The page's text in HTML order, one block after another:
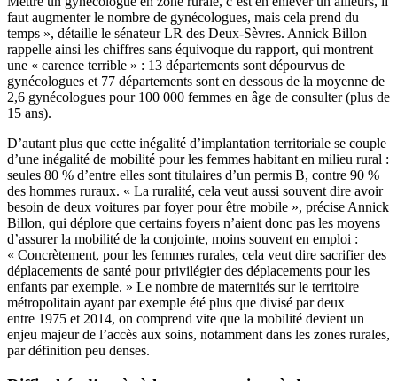
faut augmenter le nombre de gynécologues, mais cela prend du
temps », détaille le sénateur LR des Deux-Sèvres. Annick Billon
rappelle ainsi les chiffres sans équivoque du rapport, qui montrent
une « carence terrible » : 13 départements sont dépourvus de
gynécologues et 77 départements sont en dessous de la moyenne de
2,6 gynécologues pour 100 000 femmes en âge de consulter (plus de
15 ans).
D’autant plus que cette inégalité d’implantation territoriale se couple
d’une inégalité de mobilité pour les femmes habitant en milieu rural :
seules 80 % d’entre elles sont titulaires d’un permis B, contre 90 %
des hommes ruraux. « La ruralité, cela veut aussi souvent dire avoir
besoin de deux voitures par foyer pour être mobile », précise Annick
Billon, qui déplore que certains foyers n’aient donc pas les moyens
d’assurer la mobilité de la conjointe, moins souvent en emploi :
« Concrètement, pour les femmes rurales, cela veut dire sacrifier des
déplacements de santé pour privilégier des déplacements pour les
enfants par exemple. » Le nombre de maternités sur le territoire
métropolitain ayant par exemple été plus que divisé par deux
entre 1975 et 2014, on comprend vite que la mobilité devient un
enjeu majeur de l’accès aux soins, notamment dans les zones rurales,
par définition peu denses.